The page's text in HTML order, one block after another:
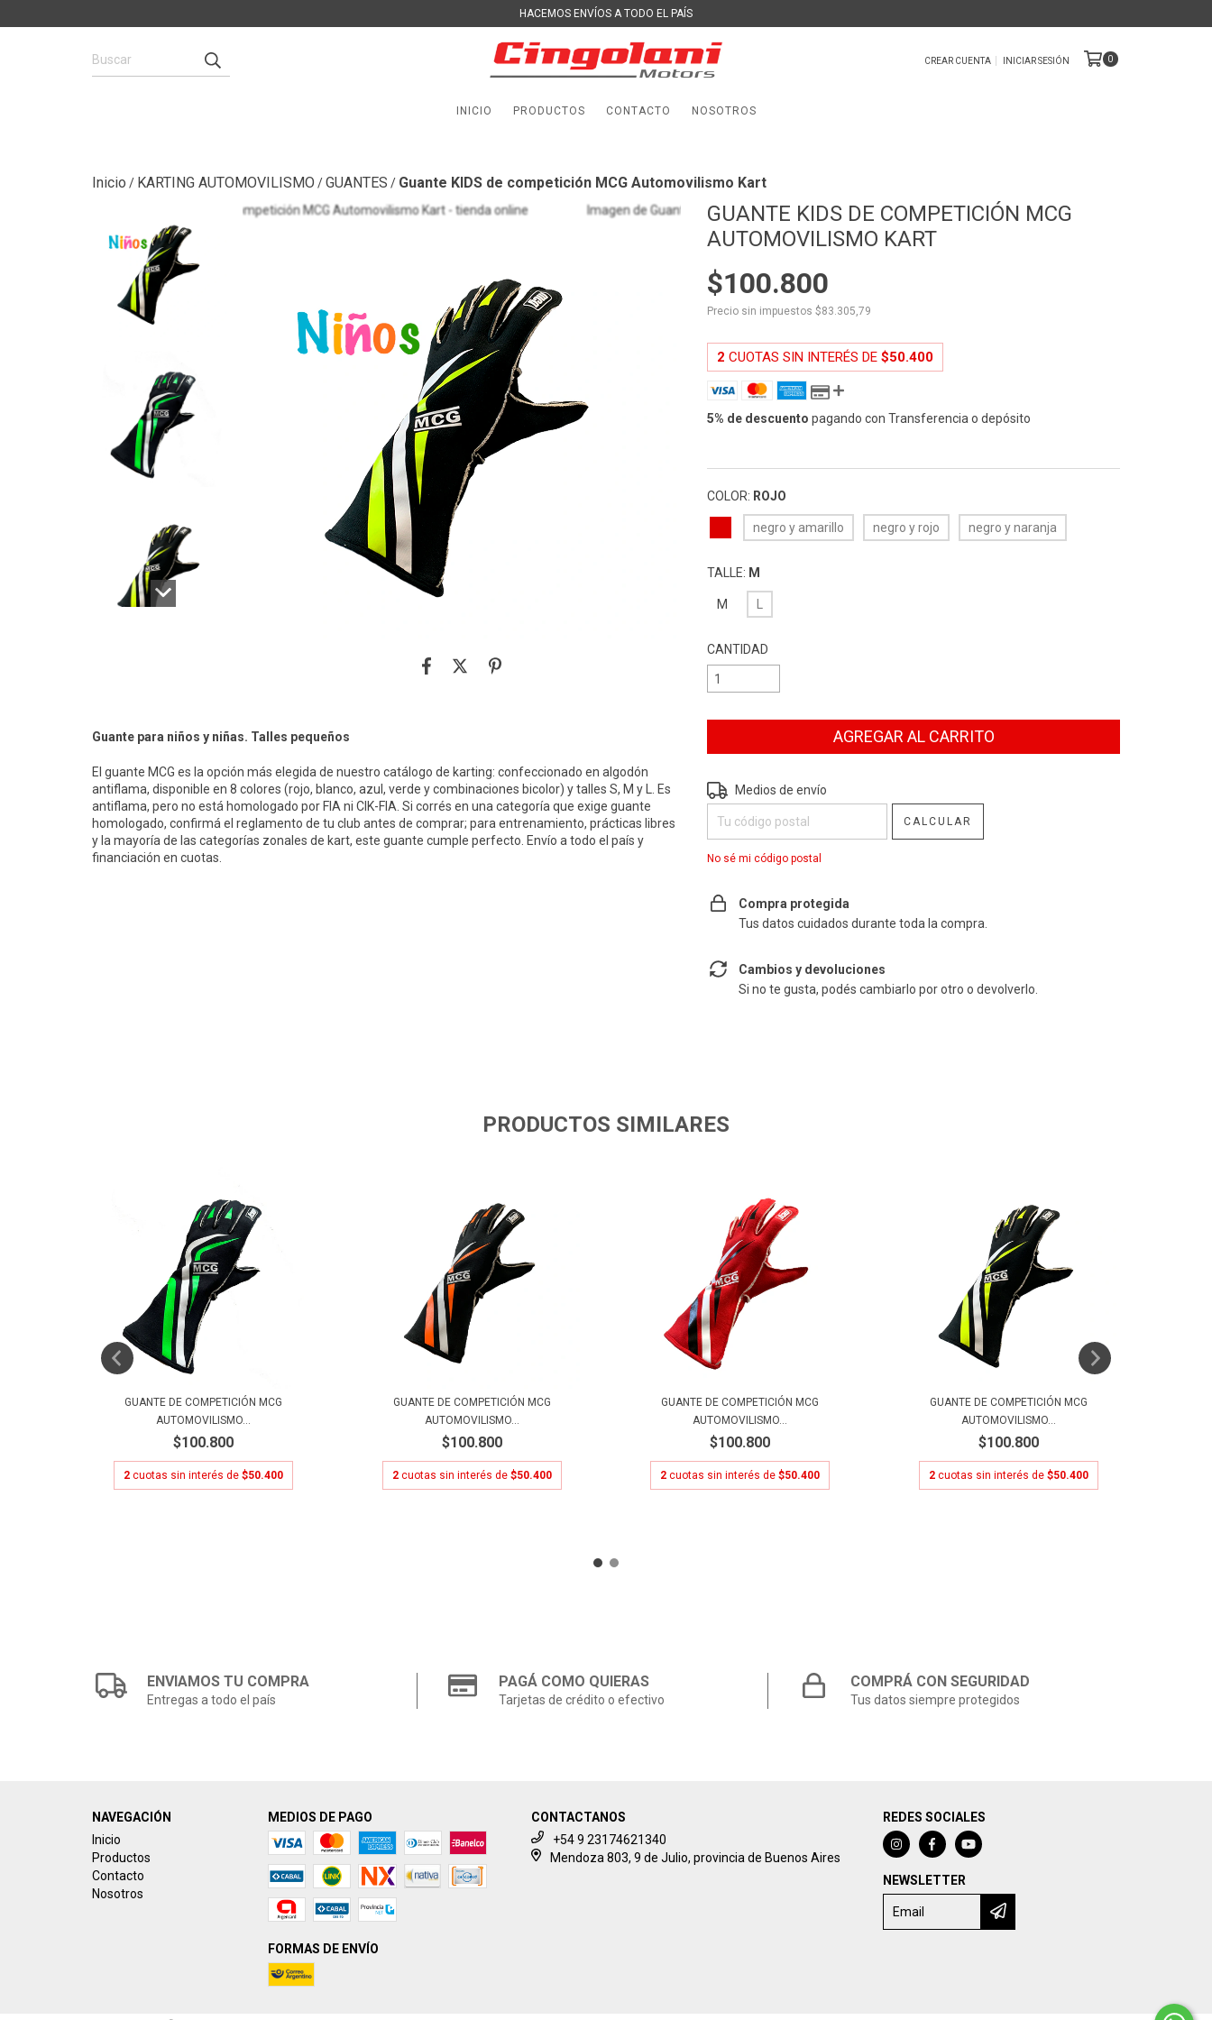
HACEMOS ENVÍOS A TODO EL PAÍS
CREAR CUENTA INICIAR SESIÓN 0
INICIO PRODUCTOS CONTACTO NOSOTROS
Inicio / KARTING AUTOMOVILISMO /GUANTES / Guante KIDS de competición MCG Automovilismo Kart
Guante para niños y niñas. Talles pequeños
El guante MCG es la opción más elegida de nuestro catálogo de karting: confeccionado en algodón
antiflama, disponible en 8 colores (rojo, blanco, azul, verde y combinaciones bicolor) y talles S, M y L. Es
antiflama, pero no está homologado por FIA ni CIK-FIA. Si corrés en una categoría que exige guante
homologado, confirmá el reglamento de tu club antes de comprar; para entrenamiento, prácticas libres
y la mayoría de las categorías zonales de kart, este guante cumple perfecto. Envío a todo el país y
financiación en cuotas.
GUANTE KIDS DE COMPETICIÓN MCG
AUTOMOVILISMO KART
$100.800
Precio sin impuestos$83.305,79
2 CUOTAS SIN INTERÉS DE$50.400
5% de descuento pagando con Transferencia o depósito
COLOR: ROJO
negro y amarillo negro y rojo negro y naranja
TALLE: M
M L
CANTIDAD
Entregas para el CP:
Medios de envío
CALCULAR
No sé mi código postal
Compra protegida
Tus datos cuidados durante toda la compra.
Cambios y devoluciones
Si no te gusta, podés cambiarlo por otro o devolverlo.
PRODUCTOS SIMILARES
GUANTE DE COMPETICIÓN MCG
AUTOMOVILISMO...
$100.800
2 cuotas sin interés de$50.400
GUANTE DE COMPETICIÓN MCG
AUTOMOVILISMO...
$100.800
2 cuotas sin interés de $50.400
GUANTE DE COMPETICIÓN MCG
AUTOMOVILISMO...
$100.800
2 cuotas sin interés de$50.400
GUANTE DE COMPETICIÓN MCG
AUTOMOVILISMO...
$100.800
2 cuotas sin interés de $50.400
ENVIAMOS TU COMPRA
Entregas a todo el país
PAGÁ COMO QUIERAS
Tarjetas de crédito o efectivo
COMPRÁ CON SEGURIDAD
Tus datos siempre protegidos
NAVEGACIÓN
Inicio
Productos
Contacto
Nosotros
MEDIOS DE PAGO
FORMAS DE ENVÍO
CONTACTANOS
+54 9 23174621340
Mendoza 803, 9 de Julio, provincia de Buenos Aires
REDES SOCIALES
NEWSLETTER